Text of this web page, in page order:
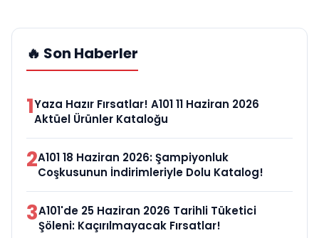
🔥 Son Haberler
1Yaza Hazır Fırsatlar! A101 11 Haziran 2026
Aktüel Ürünler Kataloğu
2A101 18 Haziran 2026: Şampiyonluk
Coşkusunun İndirimleriyle Dolu Katalog!
3A101'de 25 Haziran 2026 Tarihli Tüketici
Şöleni: Kaçırılmayacak Fırsatlar!